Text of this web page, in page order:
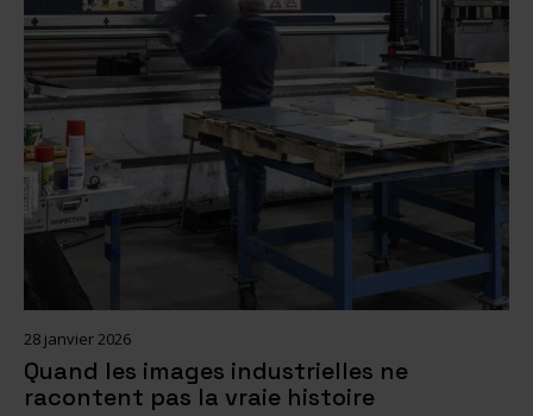
28 janvier 2026
Quand les images industrielles ne
racontent pas la vraie histoire